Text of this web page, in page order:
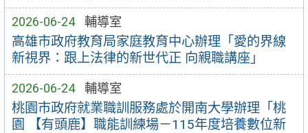
2026-06-24 輔導室
高雄市政府教育局家庭教育中心辦理「愛的界線
新視界：跟上法律的新世代正 向親職講座」
2026-06-24 輔導室
桃園市政府就業職訓服務處於開南大學辦理「桃
園 【有頭鹿】職能訓練場－115年度培養數位新